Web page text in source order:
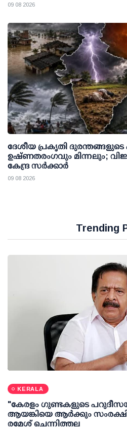
09 08 2026
ദേശീയ പ്രകൃതി ദുരന്തങ്ങളുടെ
ഉഷ്ണതരംഗവും മിന്നലും;
കേന്ദ്ര സര്‍ക്കാര്‍
09 08 2026
Trending
KERALA
"കേരളം ഗുണ്ടകളുടെ
ആയങ്കിയെ ആർക്കും
രമേശ് ചെന്നിത്തല